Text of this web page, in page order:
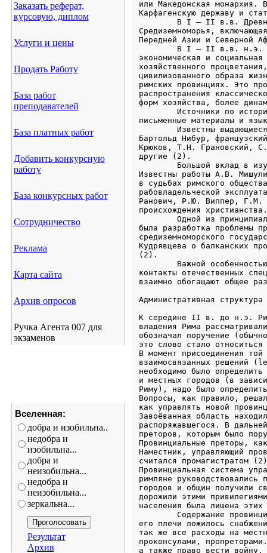
Заказать реферат,
курсовую, диплом
Услуги и цены
Продать Работу
База работ
преподавателей
База платных работ
Добавить конкурсную
работу
База конкурсных работ
Сотрудничество
Реклама
Карта сайта
Архив опросов
Ручка Агента 007 для
экзаменов
Вселенная:
добра и изобильна..
недобра и
изобильна...
добра и
неизобильна...
недобра и
неизобильна...
зеркальна...
Результат
Архив